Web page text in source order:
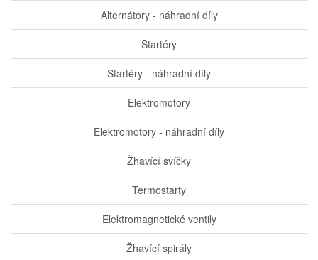
Alternátory - náhradní díly
Startéry
Startéry - náhradní díly
Elektromotory
Elektromotory - náhradní díly
Žhavící svíčky
Termostarty
Elektromagnetické ventily
Žhavící spirály